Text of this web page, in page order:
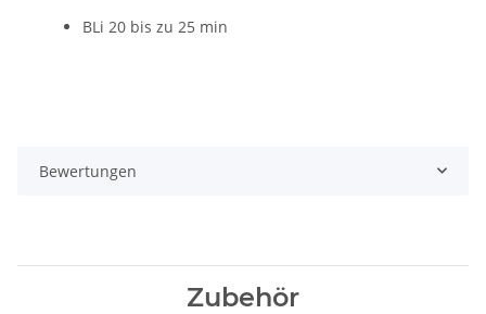
BLi 20 bis zu 25 min
Bewertungen
Zubehör